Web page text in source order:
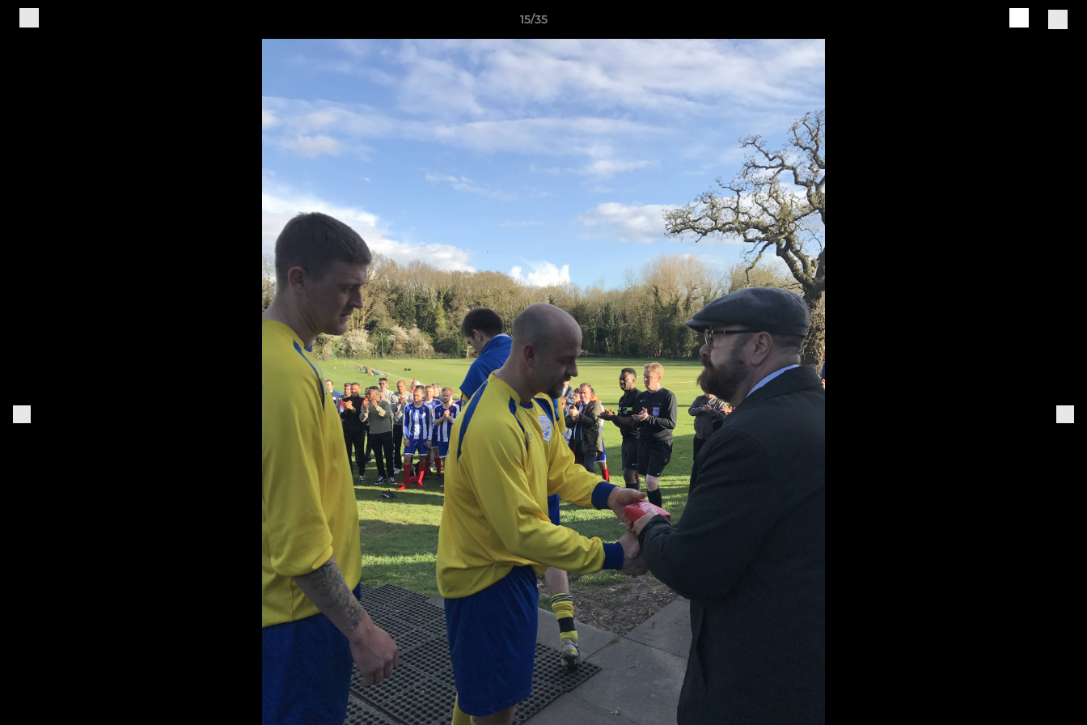
15/35